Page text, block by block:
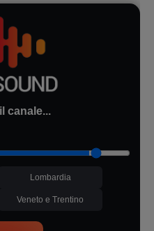
canale...
Lombardia
Veneto e Trentino